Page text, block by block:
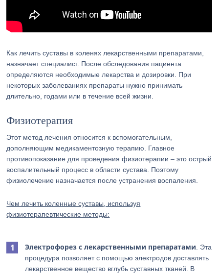
Как лечить суставы в коленях лекарственными препаратами,
назначает специалист. После обследования пациента
определяются необходимые лекарства и дозировки. При
некоторых заболеваниях препараты нужно принимать
длительно, годами или в течение всей жизни.
Физиотерапия
Этот метод лечения относится к вспомогательным,
дополняющим медикаментозную терапию. Главное
противопоказание для проведения физиотерапии – это острый
воспалительный процесс в области сустава. Поэтому
физиолечение назначается после устранения воспаления.
Чем лечить коленные суставы, используя
физиотерапевтические методы:
Электрофорез с лекарственными препаратами . Эта
процедура позволяет с помощью электродов доставлять
лекарственное вещество вглубь суставных тканей. В